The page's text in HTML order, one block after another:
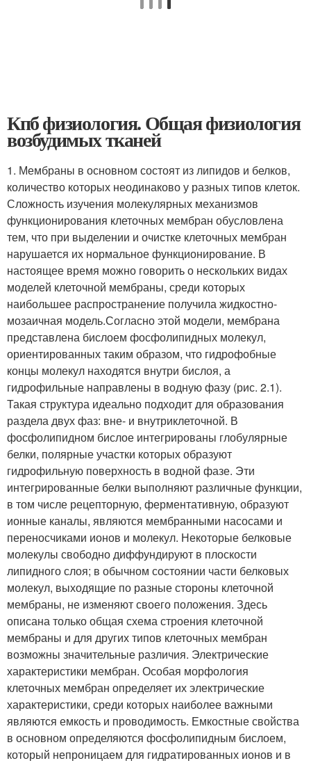
Кпб физиология. Общая физиология
возбудимых тканей
1. Мембраны в основном состоят из липидов и белков,
количество которых неодинаково у разных типов клеток.
Сложность изучения молекулярных механизмов
функционирования клеточных мембран обусловлена
тем, что при выделении и очистке клеточных мембран
нарушается их нормальное функционирование. В
настоящее время можно говорить о нескольких видах
моделей клеточной мембраны, среди которых
наибольшее распространение получила жидкостно-
мозаичная модель.Согласно этой модели, мембрана
представлена бислоем фосфолипидных молекул,
ориентированных таким образом, что гидрофобные
концы молекул находятся внутри бислоя, а
гидрофильные на­правлены в водную фазу (рис. 2.1).
Такая структура идеально подходит для образования
раздела двух фаз: вне- и внутриклеточной. В
фосфолипидном бислое интегрированы глобулярные
белки, полярные участки которых образуют
гидрофильную поверхность в водной фазе. Эти
интегрированные белки выполняют различные функции,
в том числе рецепторную, ферментативную, образуют
ионные каналы, являются мембранными насосами и
переносчиками ионов и молекул. Некоторые белковые
молекулы свободно диффундируют в пло­скости
липидного слоя; в обычном состоянии части белковых
мо­лекул, выходящие по разные стороны клеточной
мембраны, не изменяют своего положения. Здесь
описана только общая схема строения клеточной
мембраны и для других типов клеточных мем­бран
возможны значительные различия. Электрические
характеристики мембран. Особая морфология
клеточных мембран определяет их электрические
характеристики, среди которых наиболее важными
являются емкость и проводимость. Емкостные свойства
в основном определяются фосфолипидным бислоем,
который непроницаем для гидратированных ионов и в